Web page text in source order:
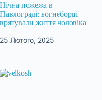
Нічна пожежа в
Павлограді: вогнеборці
врятували життя чоловіка
25 Лютого, 2025